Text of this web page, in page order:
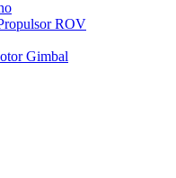
ROV
Gimbal